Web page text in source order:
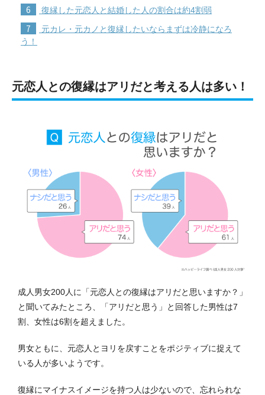
6 復縁した元恋人と結婚した人の割合は約4割弱
7
元カレ・元カノと復縁したいならまずは冷静になろ
う！
元恋人との復縁はアリだと考える人は多い！
成人男女200人に「元恋人との復縁はアリだと思いますか？」
と聞いてみたところ、「アリだと思う」と回答した男性は7
割、女性は6割を超えました。
男女ともに、元恋人とヨリを戻すことをポジティブに捉えて
いる人が多いようです。
復縁にマイナスイメージを持つ人は少ないので、忘れられな